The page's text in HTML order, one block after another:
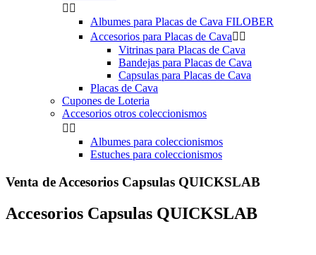
 
Albumes para Placas de Cava FILOBER
Accesorios para Placas de Cava 
Vitrinas para Placas de Cava
Bandejas para Placas de Cava
Capsulas para Placas de Cava
Placas de Cava
Cupones de Loteria
Accesorios otros coleccionismos
 
Albumes para coleccionismos
Estuches para coleccionismos
Venta de Accesorios Capsulas QUICKSLAB
Accesorios Capsulas QUICKSLAB